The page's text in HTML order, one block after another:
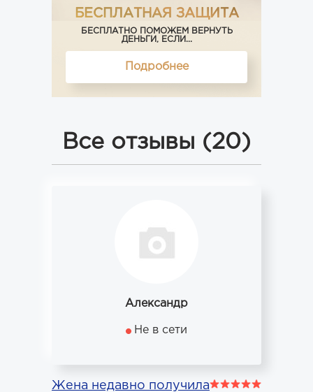
БЕСПЛАТНАЯ ЗАЩИТА
БЕСПЛАТНО ПОМОЖЕМ ВЕРНУТЬ
ДЕНЬГИ, ЕСЛИ...
Подробнее
Все отзывы (20)
Александр
Не в сети
Жена недавно получила